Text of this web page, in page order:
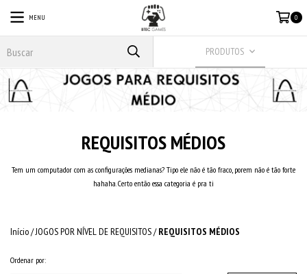
MENU 0
PRODUTOS
REQUISITOS MÉDIOS
Tem um computador com as configurações medianas? Tipo ele não é tão fraco, porem não é tão forte
hahaha. Certo então essa categoria é pra ti
Início/JOGOS POR NÍVEL DE REQUISITOS/ REQUISITOS MÉDIOS
Ordenar por: